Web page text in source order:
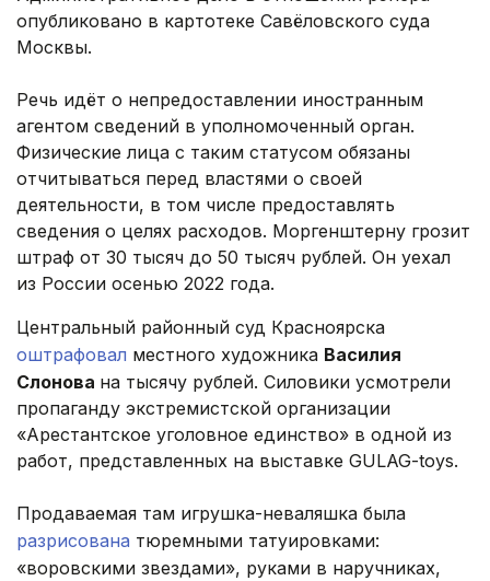
опубликовано в картотеке Савёловского суда
Москвы.
Речь идёт о непредоставлении иностранным
агентом сведений в уполномоченный орган.
Физические лица с таким статусом обязаны
отчитываться перед властями о своей
деятельности, в том числе предоставлять
сведения о целях расходов. Моргенштерну грозит
штраф от 30 тысяч до 50 тысяч рублей. Он уехал
из России осенью 2022 года.
Центральный районный суд Красноярска
оштрафовал местного художника Василия
Слонова на тысячу рублей. Силовики усмотрели
пропаганду экстремистской организации
«Арестантское уголовное единство» в одной из
работ, представленных на выставке GULAG-toys.
Продаваемая там игрушка-неваляшка была
разрисована тюремными татуировками:
«воровскими звездами», руками в наручниках,